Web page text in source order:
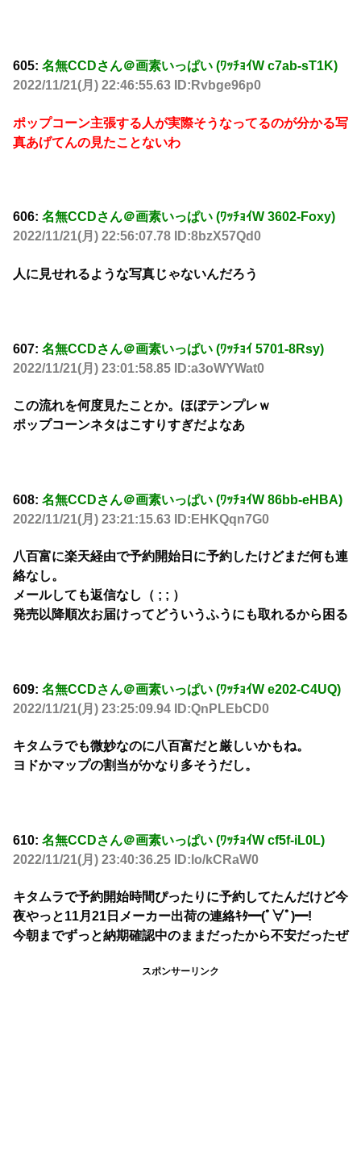
605: 名無CCDさん＠画素いっぱい (ﾜｯﾁｮｲW c7ab-sT1K)
2022/11/21(月) 22:46:55.63 ID:Rvbge96p0
ポップコーン主張する人が実際そうなってるのが分かる写
真あげてんの見たことないわ
606: 名無CCDさん＠画素いっぱい (ﾜｯﾁｮｲW 3602-Foxy)
2022/11/21(月) 22:56:07.78 ID:8bzX57Qd0
人に見せれるような写真じゃないんだろう
607: 名無CCDさん＠画素いっぱい (ﾜｯﾁｮｲ 5701-8Rsy)
2022/11/21(月) 23:01:58.85 ID:a3oWYWat0
この流れを何度見たことか。ほぼテンプレｗ
ポップコーンネタはこすりすぎだよなあ
608: 名無CCDさん＠画素いっぱい (ﾜｯﾁｮｲW 86bb-eHBA)
2022/11/21(月) 23:21:15.63 ID:EHKQqn7G0
八百富に楽天経由で予約開始日に予約したけどまだ何も連
絡なし。
メールしても返信なし（ ; ; ）
発売以降順次お届けってどういうふうにも取れるから困る
609: 名無CCDさん＠画素いっぱい (ﾜｯﾁｮｲW e202-C4UQ)
2022/11/21(月) 23:25:09.94 ID:QnPLEbCD0
キタムラでも微妙なのに八百富だと厳しいかもね。
ヨドかマップの割当がかなり多そうだし。
610: 名無CCDさん＠画素いっぱい (ﾜｯﾁｮｲW cf5f-iL0L)
2022/11/21(月) 23:40:36.25 ID:lo/kCRaW0
キタムラで予約開始時間ぴったりに予約してたんだけど今
夜やっと11月21日メーカー出荷の連絡ｷﾀ━(ﾟ∀ﾟ)━!
今朝までずっと納期確認中のままだったから不安だったぜ
スポンサーリンク